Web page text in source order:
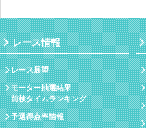
レース情報
レース展望
モーター抽選結果
前検タイムランキング
予選得点率情報